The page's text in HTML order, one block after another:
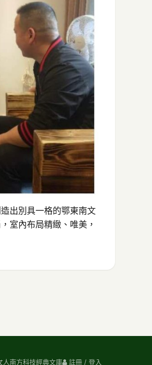
出別具一格的鄂東南文
室內布局精緻、唯美，
人南方科技經典文庫 註冊 / 登入